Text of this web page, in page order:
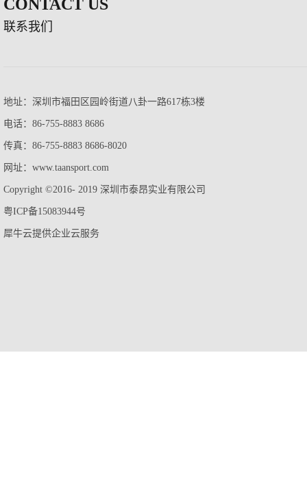
CONTACT US
联系我们
地址：深圳市福田区园岭街道八卦一路617栋3楼
电话：86-755-8883 8686
传真：86-755-8883 8686-8020
网址：www.taansport.com
Copyright ©2016- 2019 深圳市泰昂实业有限公司
粤ICP备15083944号
犀牛云提供企业云服务